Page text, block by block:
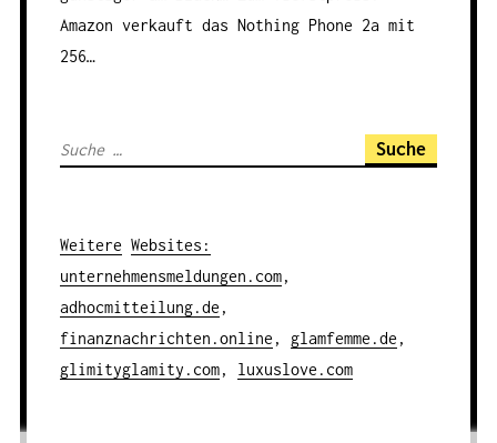
Amazon verkauft das Nothing Phone 2a mit
256…
S
h
e
n
a
c
Weitere Websites :
unternehmensmeldungen.com,
adhocmitteilung.de ,
finanznachrichten.online , glamfemme.de ,
glimityglamity.com, luxuslove.com